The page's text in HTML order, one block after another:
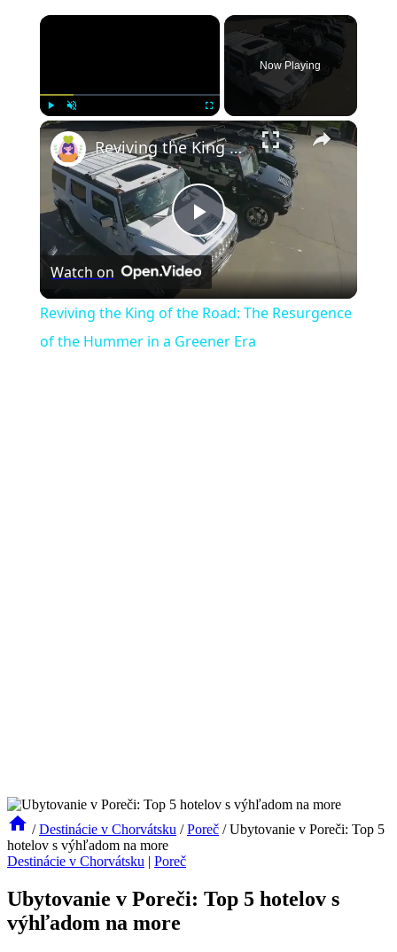
×
Play Fullscreen
Now Playing
×
Play
Video
Reviving the King of the Road: The Resurgence of the Hummer in a Greener Era
Watch on
Reviving the King of the Road: The Resurgence
of the Hummer in a Greener Era
/ Destinácie v Chorvátsku / Poreč / Ubytovanie v Poreči: Top 5
hotelov s výhľadom na more
Destinácie v Chorvátsku | Poreč
Ubytovanie v Poreči: Top 5 hotelov s
výhľadom na more